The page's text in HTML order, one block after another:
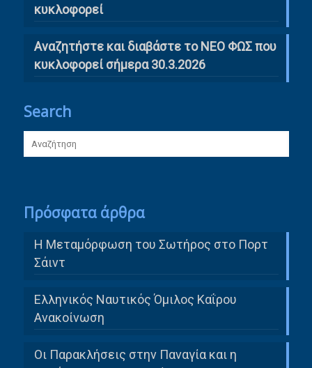
κυκλοφορεί
Αναζητήστε και διαβάστε το ΝΕΟ ΦΩΣ που
κυκλοφορεί σήμερα 30.3.2026
Search
Πρόσφατα άρθρα
Η Μεταμόρφωση του Σωτήρος στο Πορτ
Σάιντ
Ελληνικός Ναυτικός Όμιλος Καΐρου
Ανακοίνωση
Οι Παρακλήσεις στην Παναγία και η